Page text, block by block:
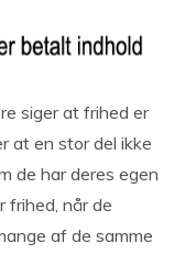
siger at frihed er
at en stor del ikke
de har deres egen
frihed, når de
af de samme